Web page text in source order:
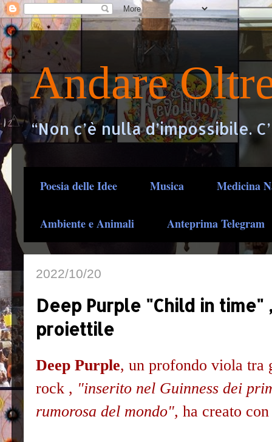
Andare
“Non c’è nulla d’impossibile.
Poesia delle Idee Musica Medicina
Ambiente e Animali Anteprima Telegram
2022/10/20
Deep Purple "Child in
proiettile
Deep Purple, un profondo viola tra
rock , "inserito nel Guinness dei
rumorosa del mondo", ha creato con